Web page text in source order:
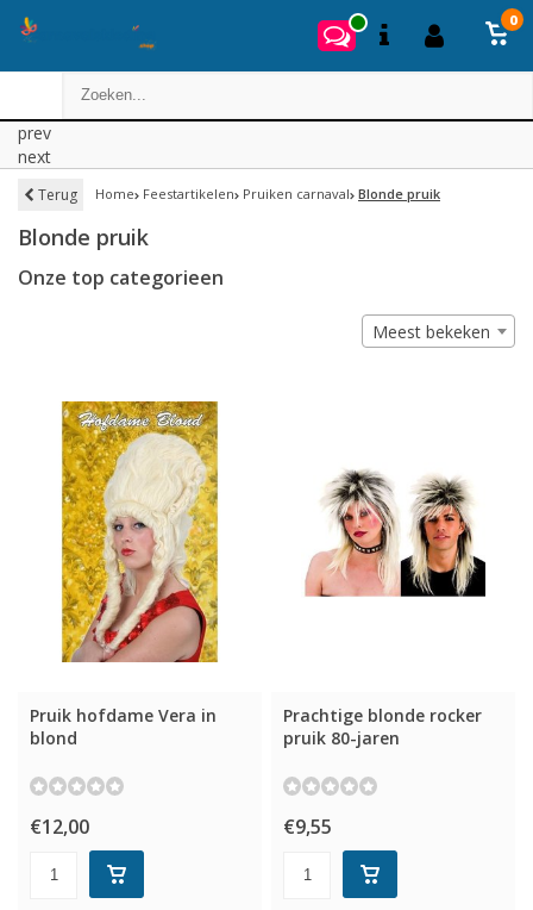
0
prev
next
Terug Home Feestartikelen Pruiken carnaval Blonde pruik
Blonde pruik
Onze top categorieen
Meest bekeken
Pruik hofdame Vera in
blond
€12,00
Prachtige blonde rocker
pruik 80-jaren
€9,55